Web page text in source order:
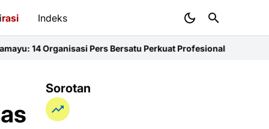
rasi Indeks
Pers Bersatu Perkuat Profesionalisme dan KEJDiduga Sunat
Sorotan